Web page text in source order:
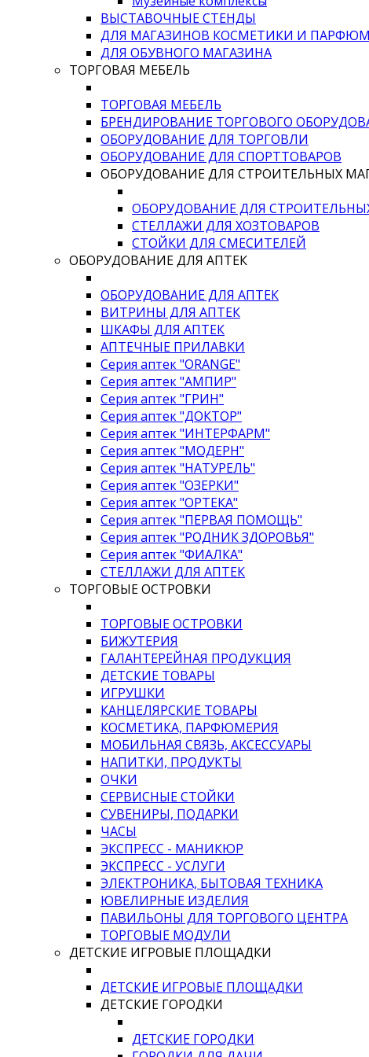
ВЫСТАВОЧНЫЕ СТЕНДЫ
ДЛЯ МАГАЗИНОВ КОСМЕТИКИ И
ДЛЯ ОБУВНОГО МАГАЗИНА
ТОРГОВАЯ МЕБЕЛЬ
ТОРГОВАЯ МЕБЕЛЬ
БРЕНДИРОВАНИЕ ТОРГОВОГО
ОБОРУДОВАНИЕ ДЛЯ ТОРГОВЛИ
ОБОРУДОВАНИЕ ДЛЯ СПОРТТОВАРОВ
ОБОРУДОВАНИЕ ДЛЯ СТРОИТЕЛЬНЫХ
ОБОРУДОВАНИЕ ДЛЯ
СТЕЛЛАЖИ ДЛЯ ХОЗТОВАРОВ
СТОЙКИ ДЛЯ СМЕСИТЕЛЕЙ
ОБОРУДОВАНИЕ ДЛЯ АПТЕК
ОБОРУДОВАНИЕ ДЛЯ АПТЕК
ВИТРИНЫ ДЛЯ АПТЕК
ШКАФЫ ДЛЯ АПТЕК
АПТЕЧНЫЕ ПРИЛАВКИ
Серия аптек "ORANGE"
Серия аптек "АМПИР"
Серия аптек "ГРИН"
Серия аптек "ДОКТОР"
Серия аптек "ИНТЕРФАРМ"
Серия аптек "МОДЕРН"
Серия аптек "НАТУРЕЛЬ"
Серия аптек "ОЗЕРКИ"
Серия аптек "ОРТЕКА"
Серия аптек "ПЕРВАЯ ПОМОЩЬ"
Серия аптек "РОДНИК ЗДОРОВЬЯ"
Серия аптек "ФИАЛКА"
СТЕЛЛАЖИ ДЛЯ АПТЕК
ТОРГОВЫЕ ОСТРОВКИ
ТОРГОВЫЕ ОСТРОВКИ
БИЖУТЕРИЯ
ГАЛАНТЕРЕЙНАЯ ПРОДУКЦИЯ
ДЕТСКИЕ ТОВАРЫ
ИГРУШКИ
КАНЦЕЛЯРСКИЕ ТОВАРЫ
КОСМЕТИКА, ПАРФЮМЕРИЯ
МОБИЛЬНАЯ СВЯЗЬ, АКСЕССУАРЫ
НАПИТКИ, ПРОДУКТЫ
ОЧКИ
СЕРВИСНЫЕ СТОЙКИ
СУВЕНИРЫ, ПОДАРКИ
ЧАСЫ
ЭКСПРЕСС - МАНИКЮР
ЭКСПРЕСС - УСЛУГИ
ЭЛЕКТРОНИКА, БЫТОВАЯ ТЕХНИКА
ЮВЕЛИРНЫЕ ИЗДЕЛИЯ
ПАВИЛЬОНЫ ДЛЯ ТОРГОВОГО ЦЕНТРА
ТОРГОВЫЕ МОДУЛИ
ДЕТСКИЕ ИГРОВЫЕ ПЛОЩАДКИ
ДЕТСКИЕ ИГРОВЫЕ ПЛОЩАДКИ
ДЕТСКИЕ ГОРОДКИ
ДЕТСКИЕ ГОРОДКИ